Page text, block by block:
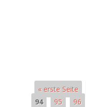
« erste Seite
94
95 96